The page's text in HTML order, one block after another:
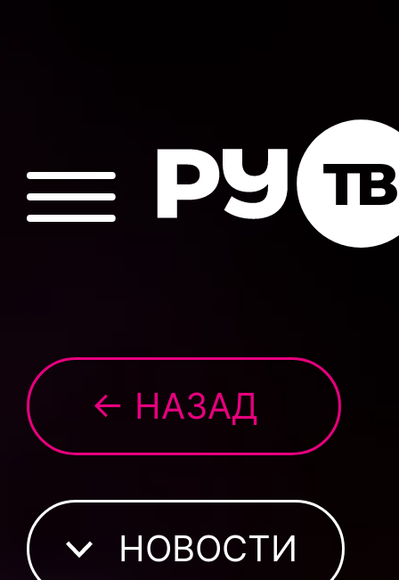
← НАЗАД
НОВОСТИ